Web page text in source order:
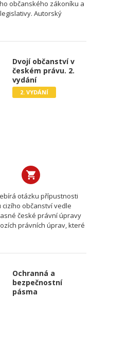
občanského zákoníku a
Autorský
Dvojí občanství v
českém právu. 2.
vydání
2. VYDÁNÍ
otázku přípustnosti
občanství vedle
české právní úpravy
právních úprav, které
Ochranná a
bezpečnostní
pásma